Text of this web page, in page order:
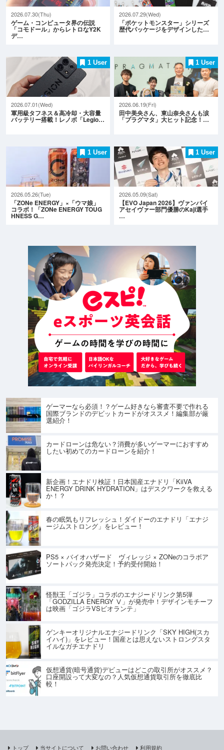
2026.07.30(Thu)
ゲーム・コンピュータ界の伝説
「コモドール」からレトロなY2K
デ…
2026.07.29(Wed)
「ポケットモンスター」シリーズ
歴代パッケージをデザインした…
1 User
2026.07.01(Wed)
軍用級タフネス＆高冷却・大容量
バッテリー搭載！レノボ「Legio…
1 User
2026.06.19(Fri)
田中美央さん、東山奈央さんも涙
「プラグマタ」大ヒット記念！…
1 User
2026.05.26(Tue)
「ZONe ENERGY」×「ウマ娘」
コラボ！「ZONe ENERGY TOUG
HNESS G…
1 User
2026.05.09(Sat)
【EVO Japan 2026】ヴァンパイ
アセイヴァー部門優勝のKaji選手
…
ゲーマーなら必須！？ゲーム好きなら審査不要で作れる
国際ブランドのデビットカードがオススメ！編集部が厳
選紹介！
カードローンは危ない？消費が多いゲーマーにおすすめ
したい初めてのカードローンを紹介！
新企画！エナドリ検証！日本国産エナドリ「KiiVA
ENERGY DRINK HYDRATION」はデスクワークを救える
か！？
春の眠気もリフレッシュ！ダイドーのエナドリ「エナジ
ージムストロング」をレビュー！
PS5 × バイオハザード ヴィレッジ × ZONeのコラボア
ソートパック発売決定！予約受付開始！
怪獣王「ゴジラ」コラボのエナジードリンク第5弾
「GODZILLA ENERGY Ⅴ」が発売中！デザインモチーフ
は映画「ゴジラVSビオランテ」
ゲンキーオリジナルエナジードリンク「SKY HIGH(スカ
イハイ)」をレビュー！国産とは思えないストロングスタ
イルなガチエナドリ
仮想通貨(暗号通貨)デビューはどこの取引所がオススメ？
口座開設って大変なの？人気仮想通貨取引所を徹底比
較！
トップ 当サイトについて お問い合わせ 利用規約